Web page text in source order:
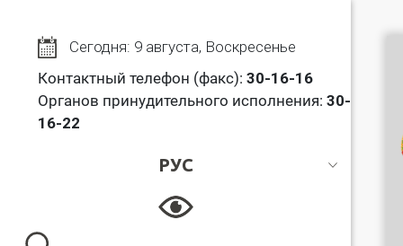
Сегодня: 9 августа, Воскресенье
Контактный телефон (факс): 30-16-16
Органов принудительного исполнения: 30-
16-22
РУС
РУС